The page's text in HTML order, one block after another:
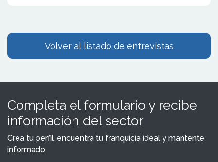
Volver al listado de entrevistas
Completa el formulario y recibe
información del sector
Crea tu perfil, encuentra tu franquicia ideal y mantente
informado